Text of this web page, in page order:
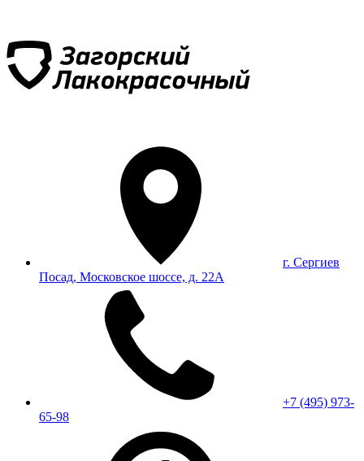
г. Сергиев
Посад, Московское шоссе, д. 22А
+7 (495) 973-
65-98